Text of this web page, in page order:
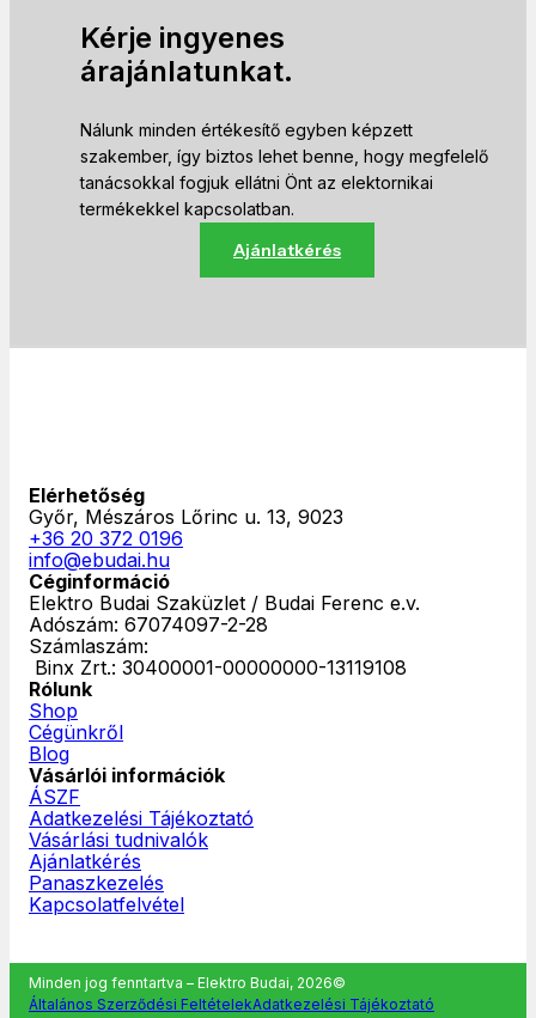
Kérje ingyenes
árajánlatunkat.
Nálunk minden értékesítő egyben képzett
szakember, így biztos lehet benne, hogy megfelelő
tanácsokkal fogjuk ellátni Önt az elektornikai
termékekkel kapcsolatban.
Ajánlatkérés
Elérhetőség
Győr, Mészáros Lőrinc u. 13, 9023
+36 20 372 0196
info@ebudai.hu
Céginformáció
Elektro Budai Szaküzlet / Budai Ferenc e.v.
Adószám: 67074097-2-28
Számlaszám:
‎ Binx Zrt.: 30400001-00000000-13119108
Rólunk
Shop
Cégünkről
Blog
Vásárlói információk
ÁSZF
Adatkezelési Tájékoztató
Vásárlási tudnivalók
Ajánlatkérés
Panaszkezelés
Kapcsolatfelvétel
Minden jog fenntartva – Elektro Budai, 2026©
Általános Szerződési FeltételekAdatkezelési Tájékoztató